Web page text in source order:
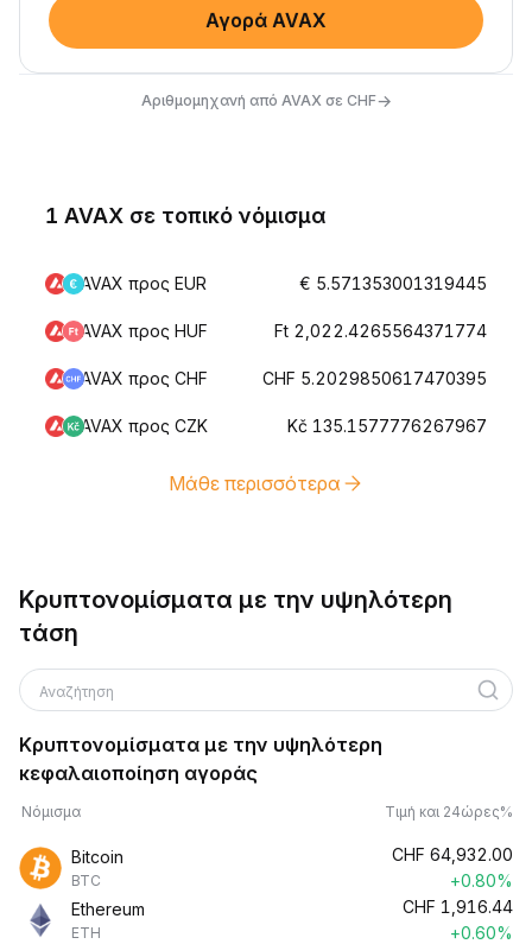
Αγορά AVAX
Αριθμομηχανή από AVAX σε CHF→
1 AVAX σε τοπικό νόμισμα
AVAX προς EUR € 5.571353001319445
AVAX προς HUF Ft 2,022.4265564371774
AVAX προς CHF CHF 5.2029850617470395
AVAX προς CZK Kč 135.1577776267967
Μάθε περισσότερα
Κρυπτονομίσματα με την υψηλότερη
τάση
Αναζήτηση
Κρυπτονομίσματα με την υψηλότερη
κεφαλαιοποίηση αγοράς
Νόμισμα Τιμή και 24ώρες%
Bitcoin
BTC
CHF 64,932.00
+0.80%
Ethereum
ETH
CHF 1,916.44
+0.60%